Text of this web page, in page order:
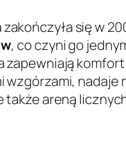
się w
, co czyni go
nadaje
areną